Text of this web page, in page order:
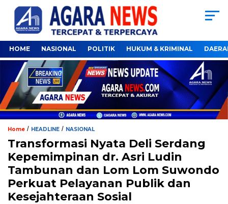
HOME NASIONAL POLITIK HUKUM & KRIMINAL
Home / HEADLINE / NASIONAL
Transformasi Nyata Deli Serdang
Kepemimpinan dr. Asri Ludin
Tambunan dan Lom Lom Suwondo
Perkuat Pelayanan Publik dan
Kesejahteraan Sosial